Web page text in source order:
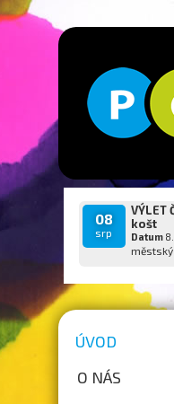
08
srp
košt
Datum8.
ÚVOD
O NÁS